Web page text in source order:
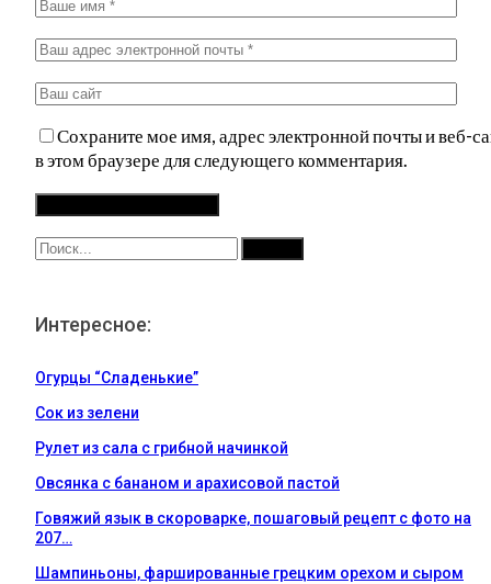
Сохраните мое имя, адрес электронной почты и веб-
в этом браузере для следующего комментария.
Интересное:
Огурцы “Сладенькие”
Сок из зелени
Рулет из сала с грибной начинкой
Овсянка с бананом и арахисовой пастой
Говяжий язык в скороварке, пошаговый рецепт с фото на
207…
Шампиньоны, фаршированные грецким орехом и сыром